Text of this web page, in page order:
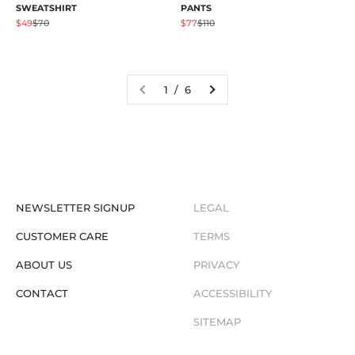
SWEATSHIRT
Prezzo scontato
$49Prezzo
$70
PANTS
Prezzo scontato
$77Prezzo
$110
1 / 6
NEWSLETTER SIGNUP
CUSTOMER CARE
ABOUT US
CONTACT
LEGAL
TERMS
PRIVACY
ACCESSIBILITY
SITEMAP